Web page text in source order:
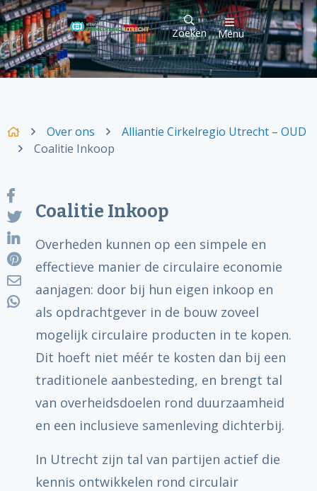
Zoeken Menu
Over ons
Alliantie Cirkelregio Utrecht – OUD
Coalitie Inkoop
Coalitie Inkoop
Overheden kunnen op een simpele en
effectieve manier de circulaire economie
aanjagen: door bij hun eigen inkoop en
als opdrachtgever in de bouw zoveel
mogelijk circulaire producten in te kopen.
Dit hoeft niet méér te kosten dan bij een
traditionele aanbesteding, en brengt tal
van overheidsdoelen rond duurzaamheid
en een inclusieve samenleving dichterbij.
In Utrecht zijn tal van partijen actief die
kennis ontwikkelen rond circulair